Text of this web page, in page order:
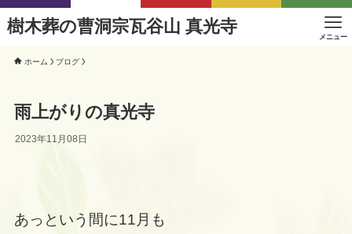
樹木葬の曹洞宗瓦谷山 真光寺
メニュー
ホーム ブログ
雨上がりの真光寺
2023年11月08日
あっという間に11月も